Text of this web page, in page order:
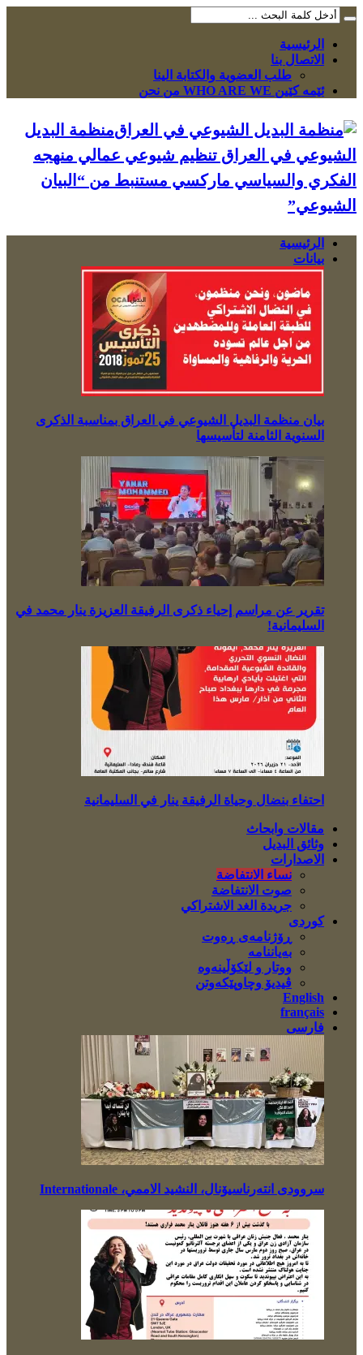
الرئيسية
الاتصال بنا
طلب العضوية والكتابة الينا
ئێمە کێین WHO ARE WE من نحن
منظمة البديل
الشيوعي في العراق تنظيم شيوعي عمالي منهجه
الفكري والسياسي ماركسي مستنبط من “البيان
الشيوعي”
الرئيسية
بيانات
بيان منظمة البديل الشيوعي في العراق بمناسبة الذكرى
السنوية الثامنة لتأسيسها
تقرير عن مراسم إحياء ذكرى الرفيقة العزيزة ينار محمد في
السليمانية!
احتفاء بنضال وحياة الرفيقة ينار في السليمانية
مقالات وابحاث
وثائق البديل
الاصدارات
نساء الانتفاضة
صوت الانتفاضة
جريدة الغد الاشتراكي
کوردی
ڕۆژنامەی ڕەوت
بەیاننامە
ووتار و لێکۆڵینەوە
ڤیدیۆ وچاوپێکەوتن
English
français
فارسی
سروودی انتەرناسیۆنال، النشيد الاممي، Internationale